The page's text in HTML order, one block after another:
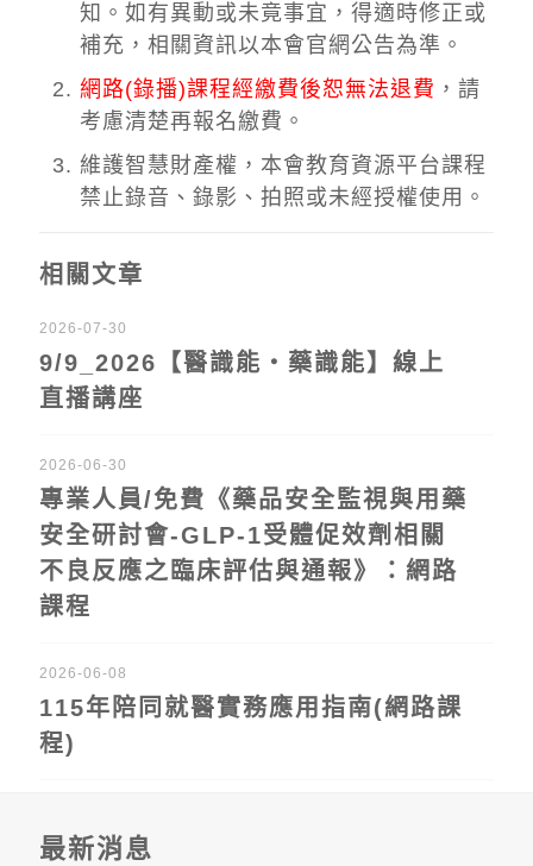
知。如有異動或未竟事宜，得適時修正或
補充，相關資訊以本會官網公告為準。
網路(錄播)課程經繳費後恕無法退費 ，請
考慮清楚再報名繳費。
維護智慧財產權，本會教育資源平台課程
禁止錄音、錄影、拍照或未經授權使用。
相關文章
2026-07-30
9/9_2026【醫識能‧藥識能】線上
直播講座
2026-06-30
專業人員/免費《藥品安全監視與用藥
安全研討會-GLP-1受體促效劑相關
不良反應之臨床評估與通報》：網路
課程
2026-06-08
115年陪同就醫實務應用指南(網路課
程)
最新消息